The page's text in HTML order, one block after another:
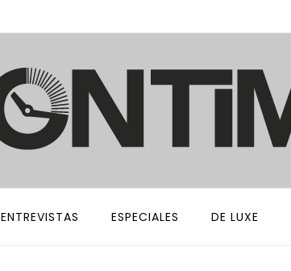
ENTREVISTAS ESPECIALES DE LUXE